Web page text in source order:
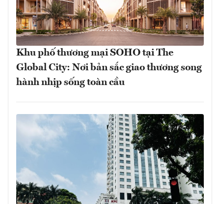
Khu phố thương mại SOHO tại The
Global City: Nơi bản sắc giao thương song
hành nhịp sống toàn cầu